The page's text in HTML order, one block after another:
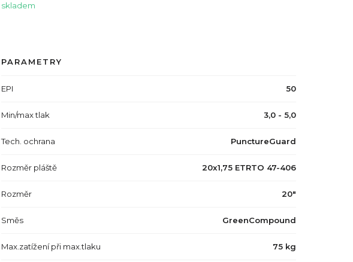
skladem
PARAMETRY
EPI 50
Min/max tlak 3,0 - 5,0
Tech. ochrana PunctureGuard
Rozměr pláště 20x1,75 ETRTO 47-406
Rozměr 20"
Směs GreenCompound
Max.zatížení při max.tlaku 75 kg